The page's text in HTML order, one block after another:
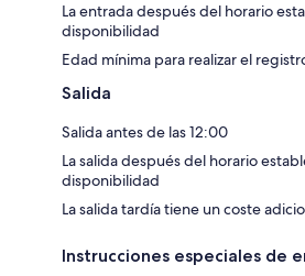
La entrada después del horario
disponibilidad
Edad mínima para realizar el
Salida
Salida antes de las 12:00
La salida después del horario
disponibilidad
La salida tardía tiene un coste
Instrucciones especiales de